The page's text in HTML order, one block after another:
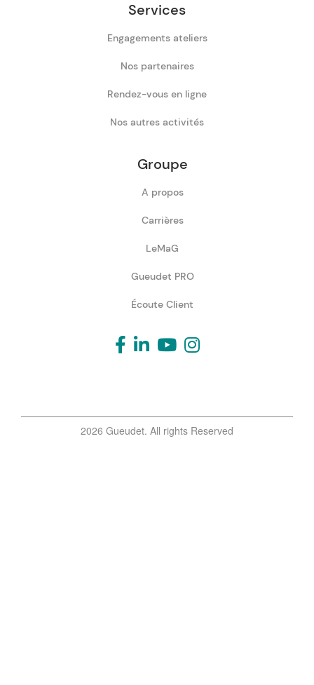
Services
Engagements ateliers
Nos partenaires
Rendez-vous en ligne
Nos autres activités
Groupe
A propos
Carrières
LeMaG
Gueudet PRO
Écoute Client
2026 Gueudet. All rights Reserved